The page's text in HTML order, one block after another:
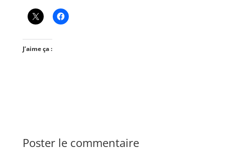
J’aime ça :
Poster le commentaire